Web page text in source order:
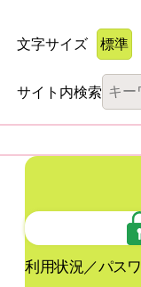
文字サイズ 標準
サイト内検索
利用状況／パス